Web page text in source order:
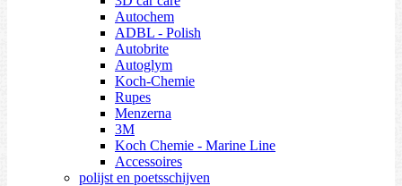
Autochem
ADBL - Polish
Autobrite
Autoglym
Koch-Chemie
Rupes
Menzerna
3M
Koch Chemie - Marine Line
Accessoires
polijst en poetsschijven